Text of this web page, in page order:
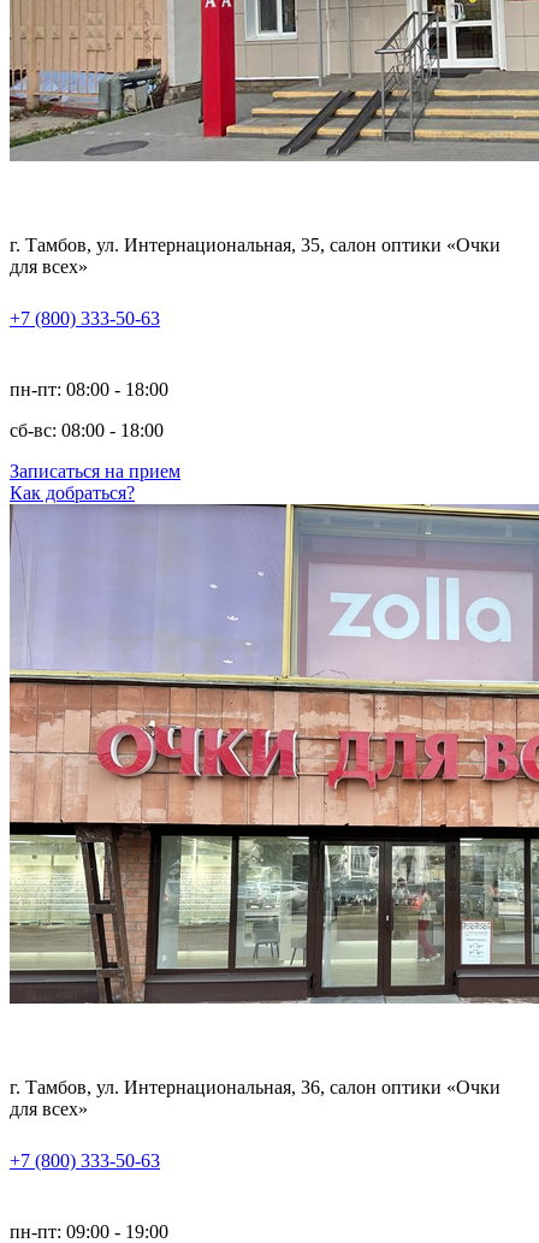
г. Тамбов, ул. Интернациональная, 35, салон оптики «Очки
для всех»
+7 (800) 333-50-63
пн-пт: 08:00 - 18:00
сб-вс: 08:00 - 18:00
Записаться на прием
Как добраться?
г. Тамбов, ул. Интернациональная, 36, салон оптики «Очки
для всех»
+7 (800) 333-50-63
пн-пт: 09:00 - 19:00